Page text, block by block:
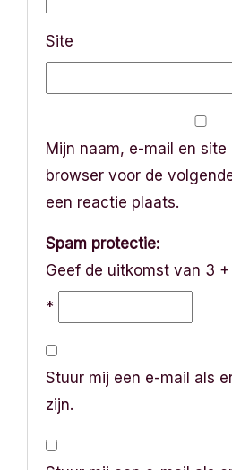
Site
Mijn naam, e-mail en site
browser voor de
een reactie plaats.
Spam protectie:
Geef de uitkomst van 3 +
*
Stuur mij een e-mail als
zijn.